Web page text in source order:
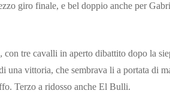
giro finale, e bel doppio anche per
con tre cavalli in aperto dibattito dopo la
una vittoria, che sembrava li a portata di
Terzo a ridosso anche El Bulli.